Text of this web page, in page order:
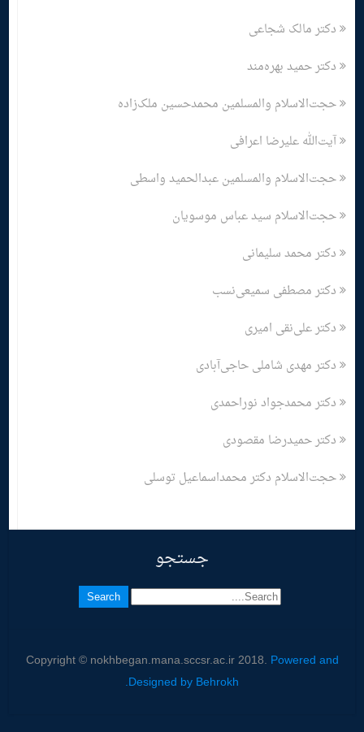
دکتر مالک شجاعی
دکتر حمید بهره‌مند
حجت‌الاسلام والمسلمین محمدحسین ملک‌زاده
آیت‌الله علیرضا اعرافی
حجت‌الاسلام والمسلمین عبدالحمید واسطی
حجت‌الاسلام سید عباس موسویان
دکتر محمد سلیمانی
دکتر مصطفی سمیعی‌نسب
دکتر علی‌نقی امیری
دکتر مهدی شاملی حاجی‌آبادی
دکتر محمدجواد نوراحمدی
دکتر حمیدرضا مقصودی
حجت‌الاسلام دکتر محمداسماعیل توسلی
جستجو
Copyright © nokhbegan.mana.sccsr.ac.ir 2018. Powered and
Designed by Behrokh.